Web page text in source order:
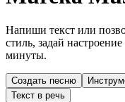
Напиши текст или
стиль, задай
минуты.
Создать песню
Текст в речь